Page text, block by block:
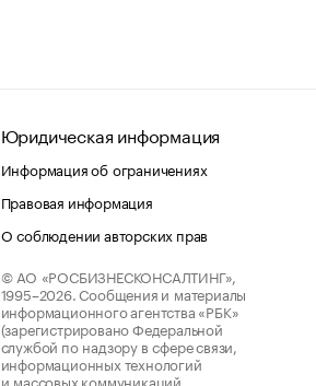
Юридическая информация
Информация об ограничениях
Правовая информация
О соблюдении авторских прав
© АО «РОСБИЗНЕСКОНСАЛТИНГ»,
1995–2026. Сообщения и материалы
информационного агентства «РБК»
(зарегистрировано Федеральной
службой по надзору в сфере связи,
информационных технологий
и массовых коммуникаций